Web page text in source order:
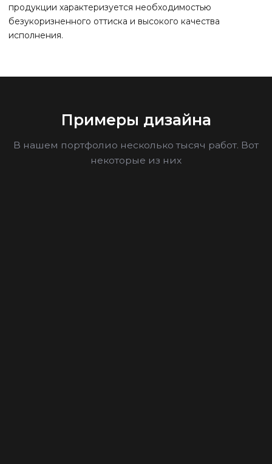
продукции характеризуется необходимостью
безукоризненного оттиска и высокого качества
исполнения.
Примеры дизайна
В нашем портфолио несколько тысяч работ. Вот
некоторые из них